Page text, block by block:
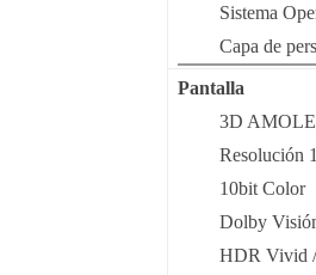
Sistema
Capa de
Pantalla
3D
Resolución
10bit Color
Dolby
HDR Vivid